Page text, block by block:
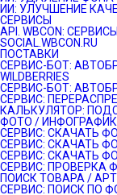
ИИ: УЛУЧШЕНИЕ
СЕРВИСЫ
API. WBCON:
SOCIAL.WBCON.RU
ПОСТАВКИ
CЕРВИС-БОТ:
WILDBERRIES
СЕРВИС-БОТ:
СЕРВИС:
КАЛЬКУЛЯТОР:
ФОТО /
СЕРВИС: СКАЧАТЬ
СЕРВИС: СКАЧАТЬ
СЕРВИС: СКАЧАТЬ
СЕРВИС: ПРОВЕРКА
ПОИСК ТОВАРА /
СЕРВИС: ПОИСК ПО